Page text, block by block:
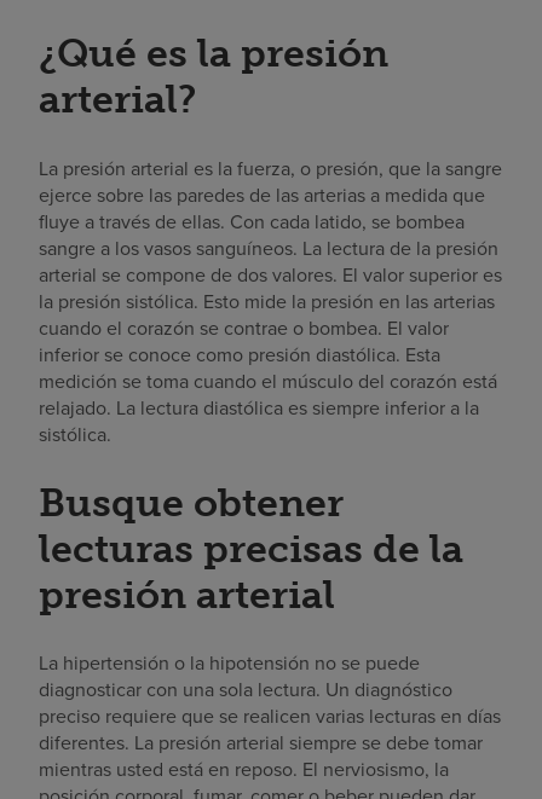
¿Qué es la presión
arterial?
La presión arterial es la fuerza, o presión, que la sangre
ejerce sobre las paredes de las arterias a medida que
fluye a través de ellas. Con cada latido, se bombea
sangre a los vasos sanguíneos. La lectura de la presión
arterial se compone de dos valores. El valor superior es
la presión sistólica. Esto mide la presión en las arterias
cuando el corazón se contrae o bombea. El valor
inferior se conoce como presión diastólica. Esta
medición se toma cuando el músculo del corazón está
relajado. La lectura diastólica es siempre inferior a la
sistólica.
Busque obtener
lecturas precisas de la
presión arterial
La hipertensión o la hipotensión no se puede
diagnosticar con una sola lectura. Un diagnóstico
preciso requiere que se realicen varias lecturas en días
diferentes. La presión arterial siempre se debe tomar
mientras usted está en reposo. El nerviosismo, la